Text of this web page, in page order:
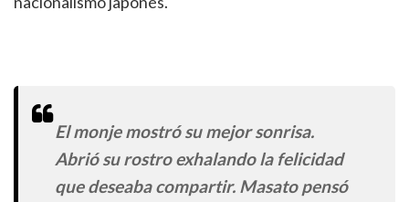
El monje mostró su mejor sonrisa.
Abrió su rostro exhalando la felicidad
que deseaba compartir. Masato pensó